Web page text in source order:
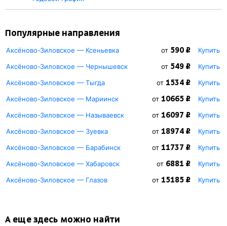
Популярные направления
Аксёново-Зиловское — Ксеньевка от 590 ₽
Купить
Аксёново-Зиловское — Чернышевск
от 549 ₽
Купить
Аксёново-Зиловское — Тыгда
от 1534 ₽
Купить
Аксёново-Зиловское — Мариинск
от 10665 ₽
Купить
Аксёново-Зиловское — Называевск
от 16097 ₽
Купить
Аксёново-Зиловское — Зуевка
от 18974 ₽
Купить
Аксёново-Зиловское — Барабинск
от 11737 ₽
Купить
Аксёново-Зиловское — Хабаровск
от 6881 ₽
Купить
Аксёново-Зиловское — Глазов
от 15185 ₽ Купить
А еще здесь можно найти